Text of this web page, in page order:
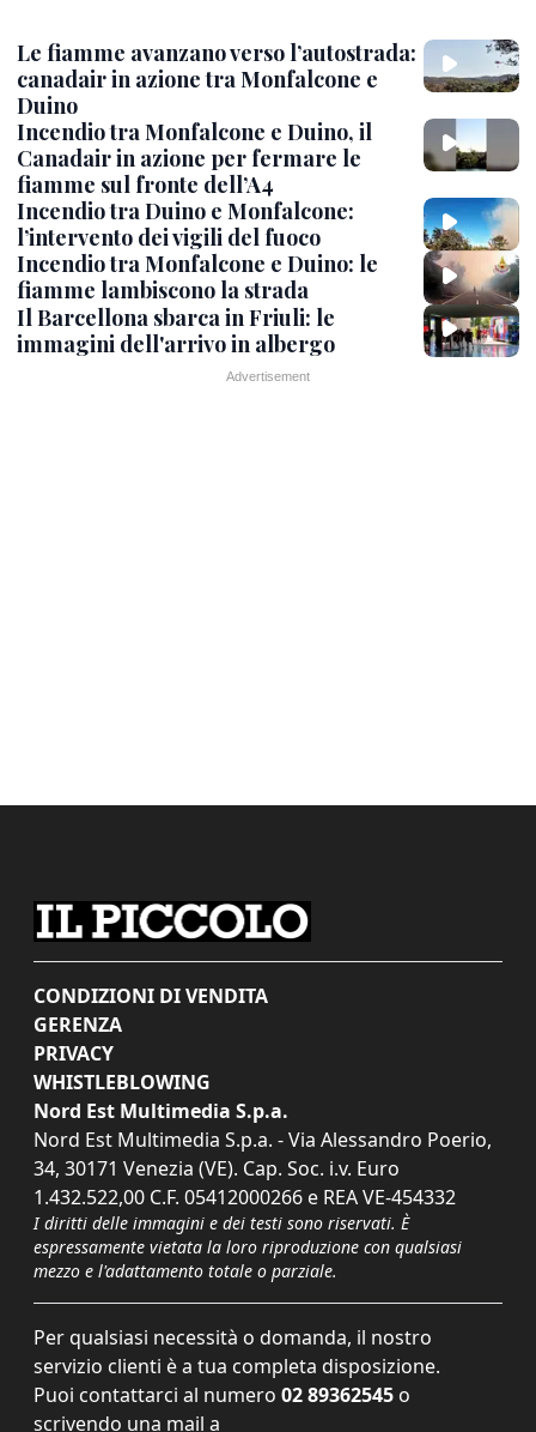
Le fiamme avanzano verso l’autostrada:
canadair in azione tra Monfalcone e
Duino
Incendio tra Monfalcone e Duino, il
Canadair in azione per fermare le
fiamme sul fronte dell’A4
Incendio tra Duino e Monfalcone:
l’intervento dei vigili del fuoco
Incendio tra Monfalcone e Duino: le
fiamme lambiscono la strada
Il Barcellona sbarca in Friuli: le
immagini dell'arrivo in albergo
CONDIZIONI DI VENDITA
GERENZA
PRIVACY
WHISTLEBLOWING
Nord Est Multimedia S.p.a.
Nord Est Multimedia S.p.a. - Via Alessandro Poerio,
34, 30171 Venezia (VE). Cap. Soc. i.v. Euro
1.432.522,00 C.F. 05412000266 e REA VE-454332
I diritti delle immagini e dei testi sono riservati. È
espressamente vietata la loro riproduzione con qualsiasi
mezzo e l'adattamento totale o parziale.
Per qualsiasi necessità o domanda, il nostro
servizio clienti è a tua completa disposizione.
Puoi contattarci al numero 02 89362545 o
scrivendo una mail a